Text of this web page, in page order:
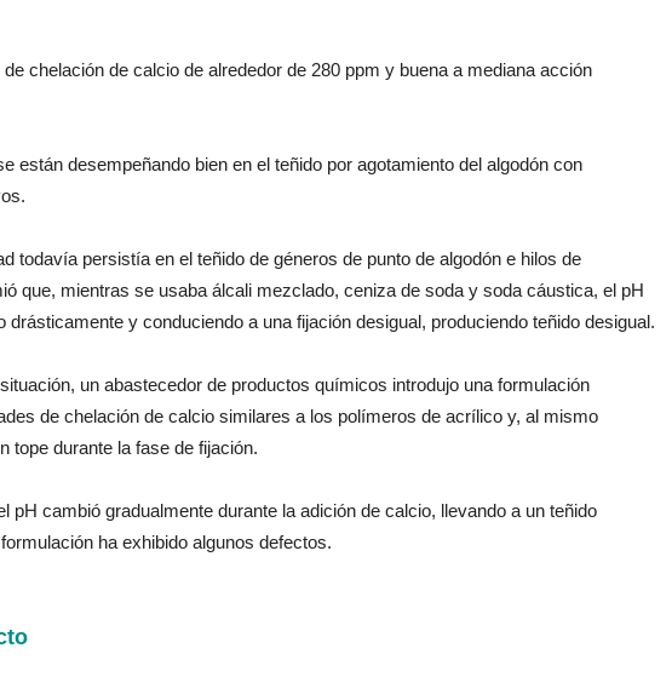
de chelación de calcio de alrededor de 280 ppm y buena a mediana acción
están desempeñando bien en el teñido por agotamiento del algodón con
todavía persistía en el teñido de géneros de punto de algodón e hilos de
que, mientras se usaba álcali mezclado, ceniza de soda y soda cáustica, el pH
drásticamente y conduciendo a una fijación desigual, produciendo teñido desigual.
un abastecedor de productos químicos introdujo una formulación
de chelación de calcio similares a los polímeros de acrílico y, al mismo
tope durante la fase de fijación.
pH cambió gradualmente durante la adición de calcio, llevando a un teñido
ha exhibido algunos defectos.